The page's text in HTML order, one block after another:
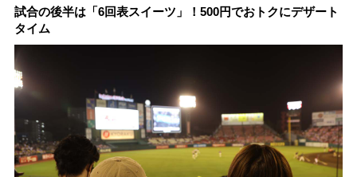
試合の後半は「6回表スイーツ」！500円でおトクにデザート
タイム